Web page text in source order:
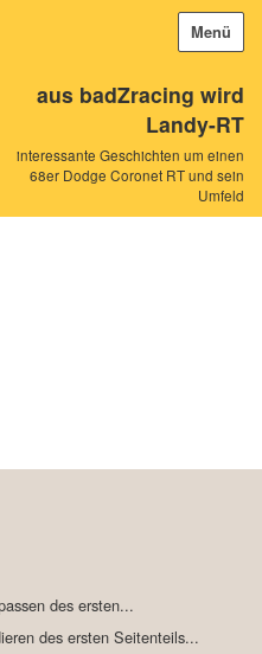
aus badZracing wird
Landy-RT
interessante Geschichten um einen
68er Dodge Coronet RT und sein
Umfeld
Menü
des ersten...
des ersten Seitenteils...